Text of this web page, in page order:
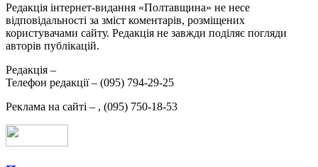
Редакція інтернет-видання «Полтавщина» не несе
відповідальності за зміст коментарів, розміщених
користувачами сайту. Редакція не завжди поділяє погляди
авторів публікацій.
Редакція –
Телефон редакції – (095) 794-29-25
Реклама на сайті – , (095) 750-18-53